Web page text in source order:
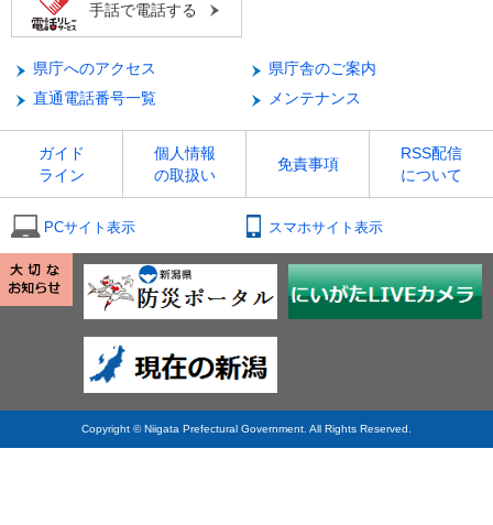
手話で電話する
県庁へのアクセス
県庁舎のご案内
直通電話番号一覧
メンテナンス
ガイド
ライン
個人情報
の取扱い
免責事項
RSS配信
について
PCサイト表示 スマホサイト表示
Copyright © Niigata Prefectural Government. All Rights Reserved.